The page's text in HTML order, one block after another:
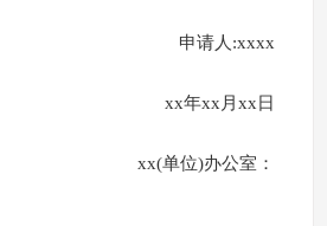
申请人:xxxx
xx年xx月xx日
xx(单位)办公室：